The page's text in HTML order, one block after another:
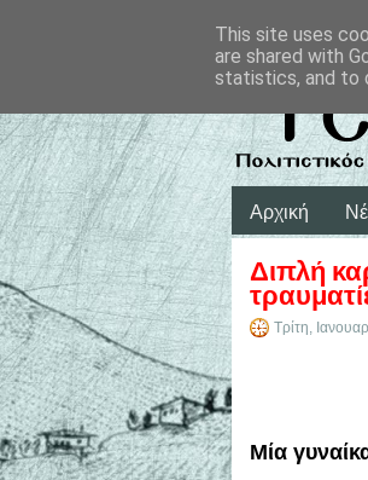
Αρχική
Διπλή
Τρίτη,
Μία
This site uses
are shared with
statistics, and to